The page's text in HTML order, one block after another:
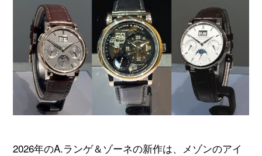
2026年のA.ランゲ＆ゾーネの新作は、メゾンのアイ